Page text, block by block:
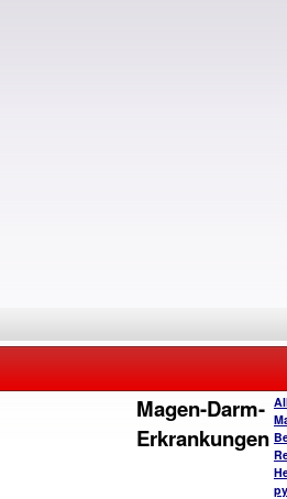
Magen-Darm-
Erkrankungen